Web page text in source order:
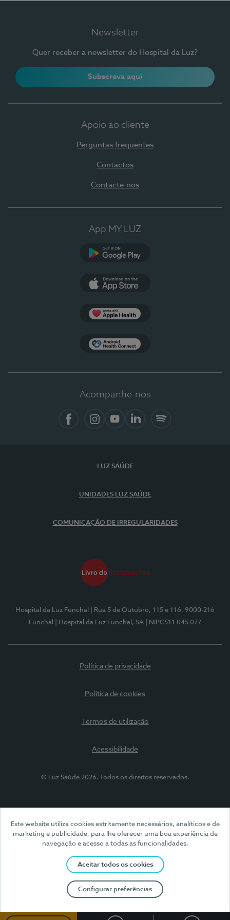
Este website utiliza cookies estritamente necessários, analíticos e de
marketing e publicidade, para lhe oferecer uma boa experiência de
navegação e acesso a todas as funcionalidades.
Aceitar todos os cookies
Configurar preferências
Newsletter
Quer receber a newsletter do Hospital da Luz?
Subscreva aqui
Apoio ao cliente
Perguntas frequentes
Contactos
Contacte-nos
App MY LUZ
Acompanhe-nos
LUZ SAÚDE
UNIDADES LUZ SAÚDE
COMUNICAÇÃO DE IRREGULARIDADES
Hospital da Luz Funchal
| Rua 5 de Outubro, 115 e 116, 9000-216
Funchal
| Hospital da Luz Funchal, SA | NIPC511 045 077
Política de privacidade
Política de cookies
Termos de utilização
Acessibilidade
© Luz Saúde 2026. Todos os direitos reservados.